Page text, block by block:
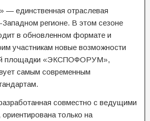
— единственная отраслевая
регионе. В этом сезоне
в обновленном формате и
участникам новые возможности
площадки «ЭКСПОФОРУМ»,
самым современным
совместно с ведущими
ориентирована только на